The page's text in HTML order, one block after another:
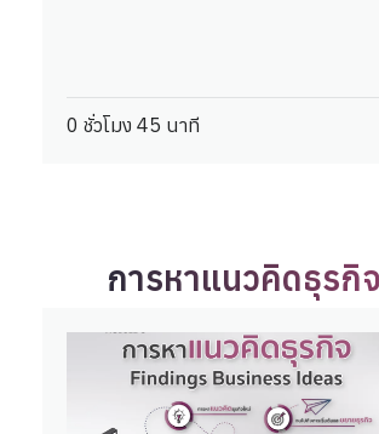
0 ชั่วโมง 45 นาที
การหาแนวคิดธุรกิ